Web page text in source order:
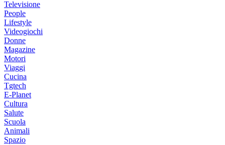
Televisione
People
Lifestyle
Videogiochi
Donne
Magazine
Motori
Viaggi
Cucina
Tgtech
E-Planet
Cultura
Salute
Scuola
Animali
Spazio